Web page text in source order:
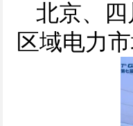
北京、
区域电力